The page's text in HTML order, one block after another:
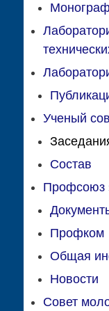
Ученый
Состав
Профсоюз
Профком
Общая
Новости
Совет